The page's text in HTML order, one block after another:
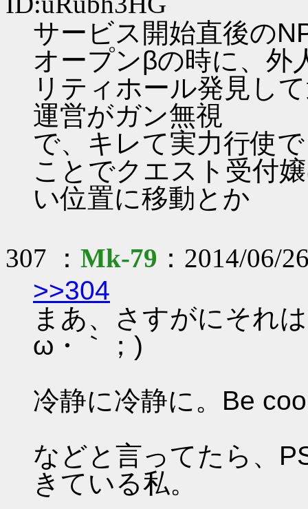
サービス開始直後の
オープンβの時に、外
リティホール発見し
運営がガン無視
で、キレて実力行使
ことでクエスト受付
い位置に移動とか
307 ： Mk-79 ：2014/06/
>>304
まあ、さすがにそれ
ω・｀；)
冷静に冷静に。Be
などと言ってたら、
きている私。